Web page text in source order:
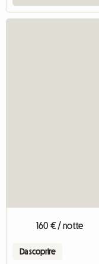
160 € / notte
Da scoprire